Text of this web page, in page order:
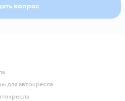
этот артикул немного
необходимо
можно зафиксировать
оснований передних
удачных покупок и
вопрос
для автокресла